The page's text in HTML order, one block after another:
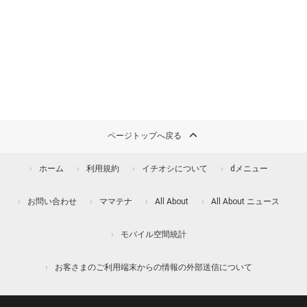
ページトップへ戻る
ホーム 利用規約 イチオシについて dメニュー
お問い合わせ ママテナ All About All About ニュース
モバイル空間統計
お客さまのご利用端末からの情報の外部送信について